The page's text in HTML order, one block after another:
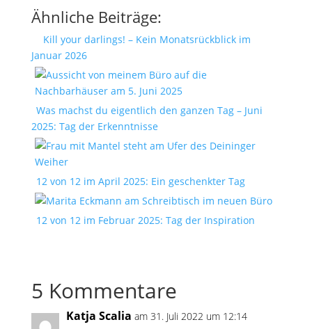
Ähnliche Beiträge:
Kill your darlings! – Kein Monatsrückblick im
Januar 2026
Was machst du eigentlich den ganzen Tag – Juni
2025: Tag der Erkenntnisse
12 von 12 im April 2025: Ein geschenkter Tag
12 von 12 im Februar 2025: Tag der Inspiration
5 Kommentare
Katja Scalia am 31. Juli 2022 um 12:14